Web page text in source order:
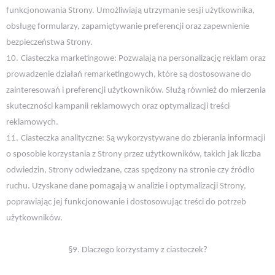
funkcjonowania Strony. Umożliwiają utrzymanie sesji użytkownika,
obsługę formularzy, zapamiętywanie preferencji oraz zapewnienie
bezpieczeństwa Strony.
10. Ciasteczka marketingowe: Pozwalają na personalizację reklam oraz
prowadzenie działań remarketingowych, które są dostosowane do
zainteresowań i preferencji użytkowników. Służą również do mierzenia
skuteczności kampanii reklamowych oraz optymalizacji treści
reklamowych.
11. Ciasteczka analityczne: Są wykorzystywane do zbierania informacji
o sposobie korzystania z Strony przez użytkowników, takich jak liczba
odwiedzin, Strony odwiedzane, czas spędzony na stronie czy źródło
ruchu. Uzyskane dane pomagają w analizie i optymalizacji Strony,
poprawiając jej funkcjonowanie i dostosowując treści do potrzeb
użytkowników.
§9. Dlaczego korzystamy z ciasteczek?